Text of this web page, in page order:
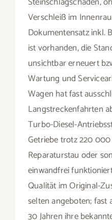
Reparaturstau oder
einwandfrei
Qualität im Original-
selten angeboten; fast
30 Jahren ihre
Unfälle, oder
professionell
Alternative, da
Lackierarbeiten nie
erreichen.
Marke